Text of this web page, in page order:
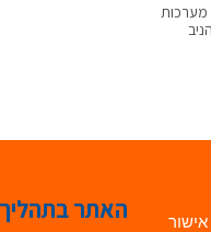
מערכות
האתר בתהליך